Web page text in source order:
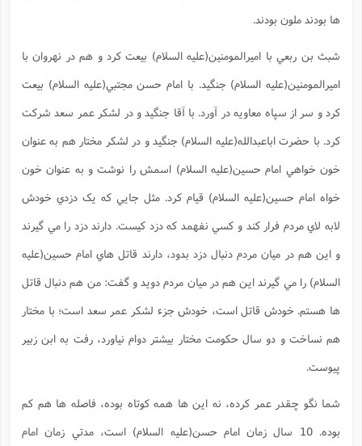
ها بودند ملون بودند.
شبث بن ربعي با اميرالمومنين(علیه السلام) بيعت کرد و هم در نهروان با
اميرالمومنين(علیه السلام) جنگيد. با امام حسن مجتبي(علیه السلام) بيعت
کرد و سر از سپاه معاويه در آورد. با آقا جنگيد و در لشکر عمر سعد شرکت
کرد. با حضرت اباعبدالله(علیه السلام) جنگيد و در لشکر مختار هم به عنوان
خون خواهي امام حسين(علیه السلام) اسمش را نوشت و به عنوان خون
خواه امام حسين(علیه السلام) قيام کرد. مثل جايي که يک دزدي خودش
لابه لاي مردم فرار کند و کسي نفهمد که دزد کيست. دارند دزد را مي گيرند
و اين هم در ميان مردم دنبال دزد بدود، دارند قاتل هاي امام حسين(علیه
السلام) را مي گيرند اين هم در ميان مردم دويد و گفت: من هم دنبال قاتل
ها هستم. خودش قاتل است، خودش جزء لشکر عمر سعد است؛ با مختار
هم نساخت و دو سال حکومت مختار بيشتر دوام نياورد، رفت به ابن زبير
پيوست.
شما نگو چقدر عمر کرده، نه اين ها همه کوتاه بوده، فاصله ها هم کم
بوده. 10 سال زمان امام حسن(علیه السلام) است، مدتي زمان امام